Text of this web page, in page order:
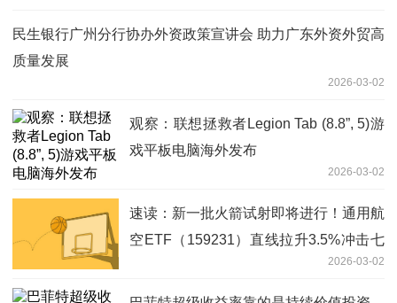
民生银行广州分行协办外资政策宣讲会 助力广东外资外贸高
质量发展
2026-03-02
观察：联想拯救者Legion Tab (8.8”, 5)游
戏平板电脑海外发布
2026-03-02
速读：新一批火箭试射即将进行！通用航
空ETF（159231）直线拉升3.5%冲击七
2026-03-02